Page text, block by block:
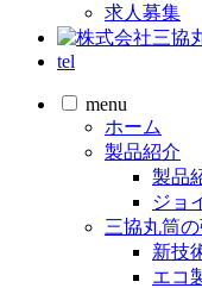
求人募集
tel
menu
ホーム
製品紹介
製品
ジョ
三協丸筒
新技
エコ